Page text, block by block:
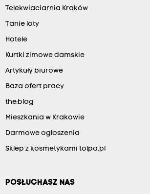
Telekwiaciarnia Kraków
Tanie loty
Hotele
Kurtki zimowe damskie
Artykuły biurowe
Baza ofert pracy
the:blog
Mieszkania w Krakowie
Darmowe ogłoszenia
Sklep z kosmetykami tolpa.pl
POSŁUCHASZ NAS